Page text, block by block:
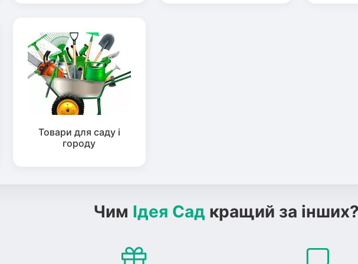
Товари для саду і
городу
Чим Ідея Сад кращий за